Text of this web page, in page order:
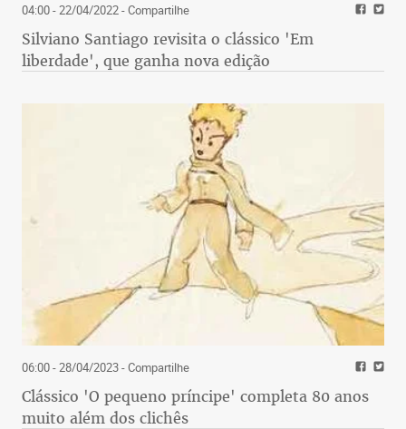
04:00 - 22/04/2022- Compartilhe
Silviano Santiago revisita o clássico 'Em
liberdade', que ganha nova edição
06:00 - 28/04/2023- Compartilhe
Clássico 'O pequeno príncipe' completa 80 anos
muito além dos clichês